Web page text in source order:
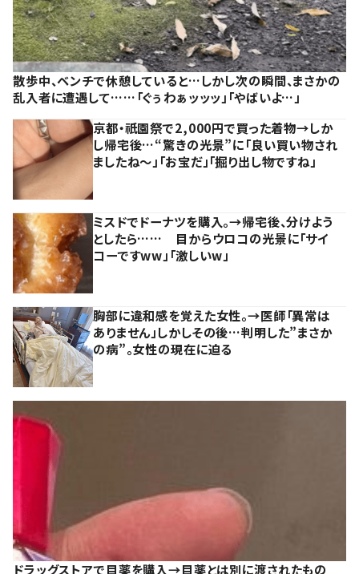
散歩中、ベンチで休憩していると…しかし次の瞬間、まさかの
乱入者に遭遇して……「ぐぅわぁッッッ」「やばいよ…」
京都・祇園祭で2,000円で買った着物→しか
し帰宅後…“驚きの光景”に「良い買い物され
ましたね～」「お宝だ」「掘り出し物ですね」
ミスドでドーナツを購入。→帰宅後、分けよう
としたら…… 目からウロコの光景に「サイ
コーですww」「激しいw」
胸部に違和感を覚えた女性。→医師「異常は
ありません」しかしその後…判明した”まさか
の病”。女性の現在に迫る
ドラッグストアで目薬を購入→目薬とは別に渡されたもの